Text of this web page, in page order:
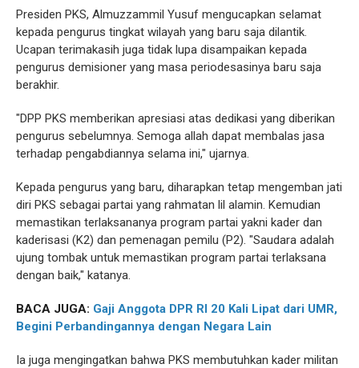
Presiden PKS, Almuzzammil Yusuf mengucapkan selamat
kepada pengurus tingkat wilayah yang baru saja dilantik.
Ucapan terimakasih juga tidak lupa disampaikan kepada
pengurus demisioner yang masa periodesasinya baru saja
berakhir.
"DPP PKS memberikan apresiasi atas dedikasi yang diberikan
pengurus sebelumnya. Semoga allah dapat membalas jasa
terhadap pengabdiannya selama ini," ujarnya.
Kepada pengurus yang baru, diharapkan tetap mengemban jati
diri PKS sebagai partai yang rahmatan lil alamin. Kemudian
memastikan terlaksananya program partai yakni kader dan
kaderisasi (K2) dan pemenagan pemilu (P2). "Saudara adalah
ujung tombak untuk memastikan program partai terlaksana
dengan baik," katanya.
BACA JUGA: Gaji Anggota DPR RI 20 Kali Lipat dari UMR,
Begini Perbandingannya dengan Negara Lain
Ia juga mengingatkan bahwa PKS membutuhkan kader militan